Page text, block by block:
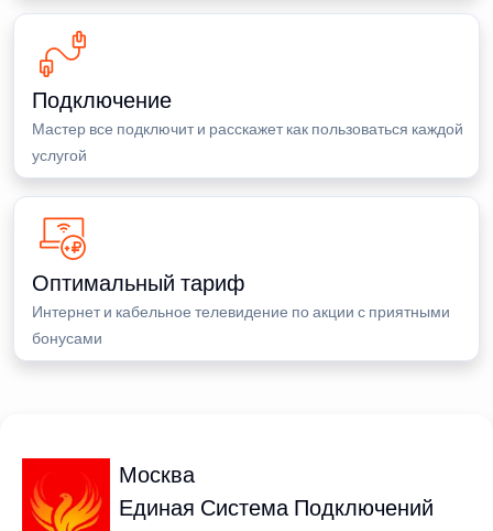
Подключение
Мастер все подключит и расскажет как пользоваться каждой
услугой
Оптимальный тариф
Интернет и кабельное телевидение по акции с приятными
бонусами
Москва
Единая Система Подключений